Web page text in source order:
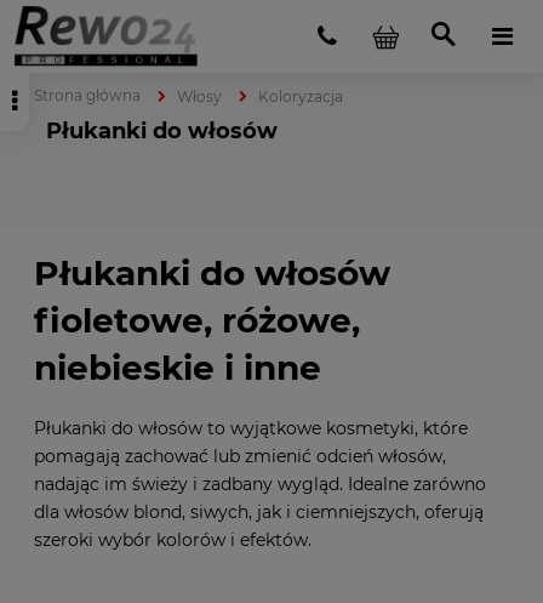
Strona główna Włosy Koloryzacja
Płukanki do włosów
Płukanki do włosów
fioletowe, różowe,
niebieskie i inne
Płukanki do włosów to wyjątkowe kosmetyki, które
pomagają zachować lub zmienić odcień włosów,
nadając im świeży i zadbany wygląd. Idealne zarówno
dla włosów blond, siwych, jak i ciemniejszych, oferują
szeroki wybór kolorów i efektów.